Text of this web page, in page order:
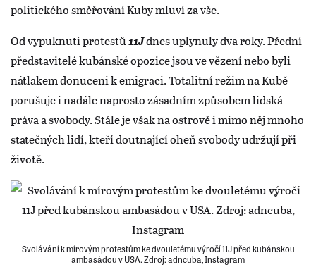
politického směřování Kuby mluví za vše.
Od vypuknutí protestů11Jdnes uplynuly dva roky. Přední
představitelé kubánské opozice jsou ve vězení nebo byli
nátlakem donuceni k emigraci. Totalitní režim na Kubě
porušuje i nadále naprosto zásadním způsobem lidská
práva a svobody. Stále je však na ostrově i mimo něj mnoho
statečných lidí, kteří doutnající oheň svobody udržují při
životě.
Svolávání k mírovým protestům ke dvouletému výročí 11J před kubánskou
ambasádou v USA. Zdroj: adncuba, Instagram